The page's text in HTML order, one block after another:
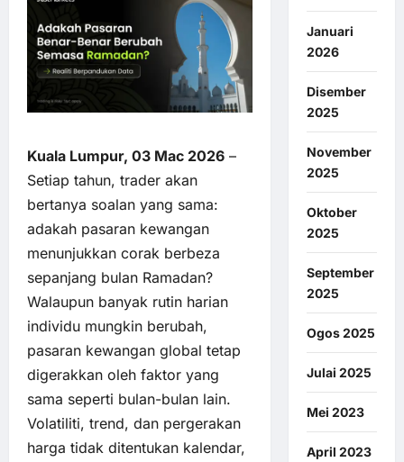
Kuala Lumpur, 03 Mac 2026 –
Setiap tahun, trader akan
bertanya soalan yang sama:
adakah pasaran kewangan
menunjukkan corak berbeza
sepanjang bulan Ramadan?
Walaupun banyak rutin harian
individu mungkin berubah,
pasaran kewangan global tetap
digerakkan oleh faktor yang
sama seperti bulan-bulan lain.
Volatiliti, trend, dan pergerakan
harga tidak ditentukan kalendar,
Januari
2026
Disember
2025
November
2025
Oktober
2025
September
2025
Ogos 2025
Julai 2025
Mei 2023
April 2023